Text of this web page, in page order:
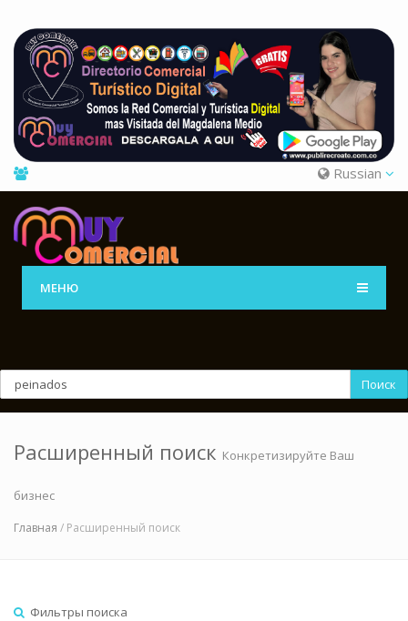
Russian
МЕНЮ
Поиск
Расширенный поиск Конкретизируйте Ваш
бизнес
Главная / Расширенный поиск
Фильтры поиска